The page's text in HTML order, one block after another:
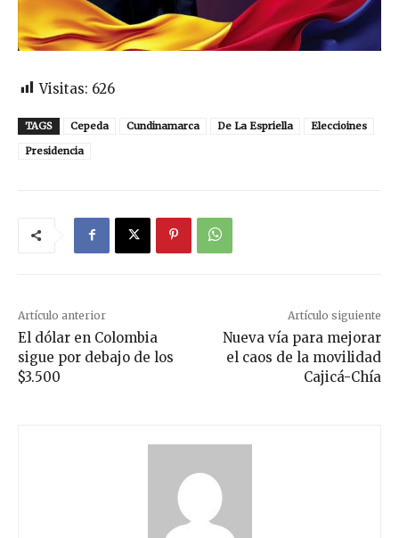
Visitas: 626
TAGS Cepeda Cundinamarca De La Espriella
Eleccioines
Presidencia
Artículo anterior
El dólar en Colombia
sigue por debajo de los
$3.500
Artículo siguiente
Nueva vía para mejorar
el caos de la movilidad
Cajicá-Chía